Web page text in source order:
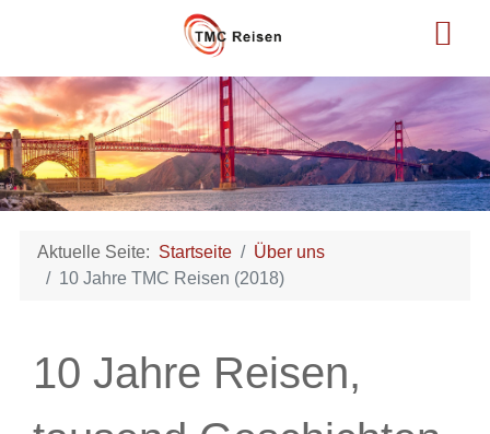
Aktuelle Seite: Startseite
Über uns
10 Jahre TMC Reisen (2018)
10 Jahre Reisen,